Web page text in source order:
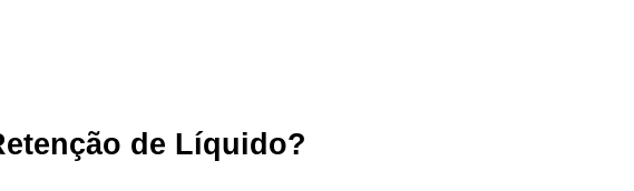
de Líquido?